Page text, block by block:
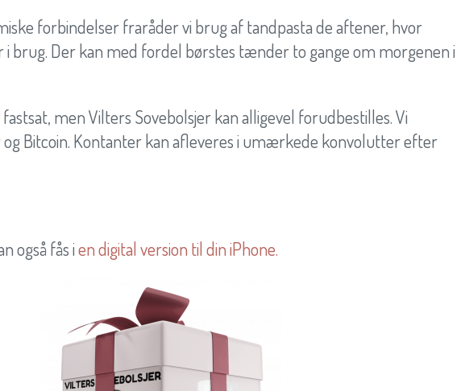
forbindelser fraråder vi brug af tandpasta de aftener, hvor
i brug. Der kan med fordel børstes tænder to gange om morgenen i
men Vilters Sovebolsjer kan alligevel forudbestilles. Vi
Bitcoin. Kontanter kan afleveres i umærkede konvolutter efter
også fås ien digital version til din iPhone.